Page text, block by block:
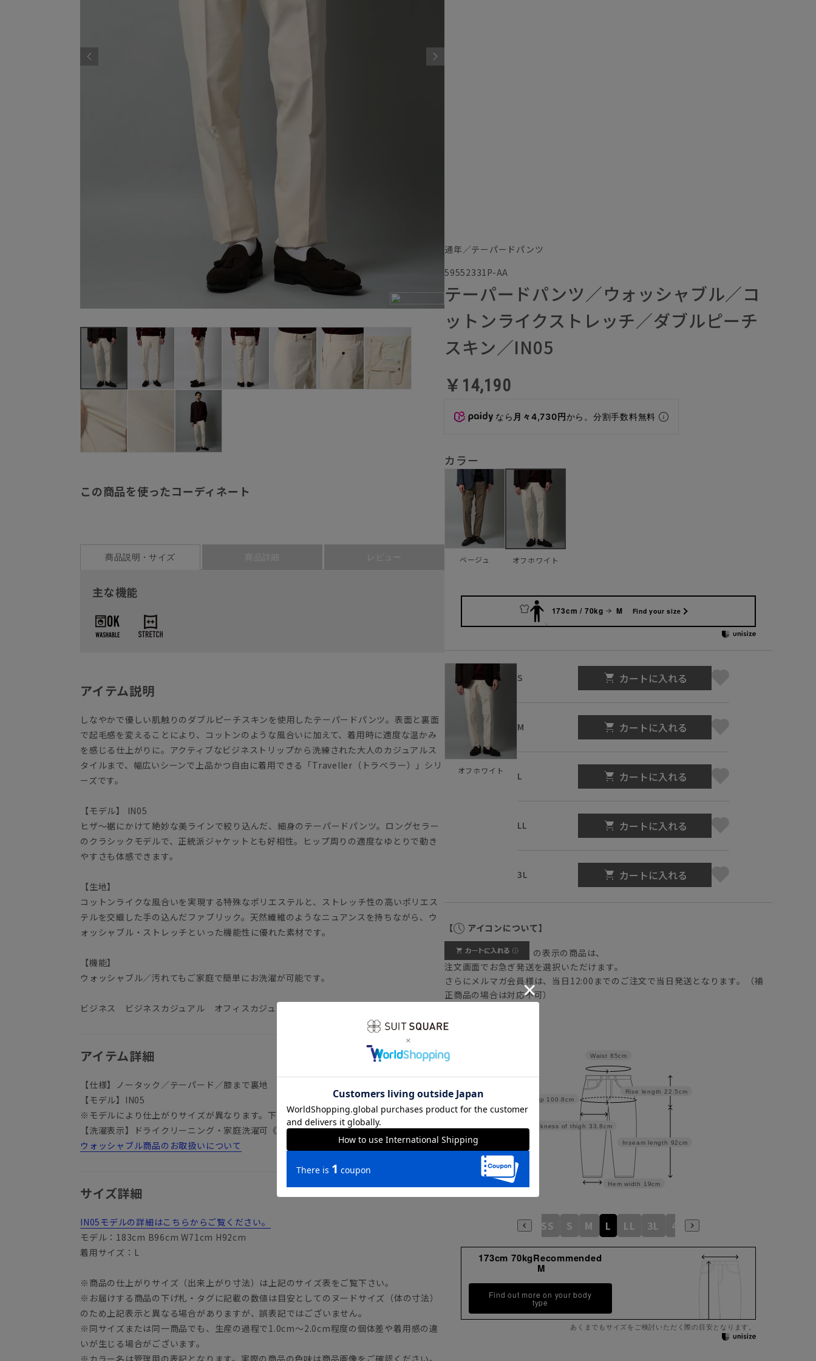
この商品を使ったコーディネート
商品説明・サイズ 商品詳細 レビュー
主な機能
アイテム説明
しなやかで優しい肌触りのダブルピーチスキンを使用したテーパードパンツ。表面と裏面
で起毛感を変えることにより、コットンのような風合いに加えて、着用時に適度な温かみ
を感じる仕上がりに。アクティブなビジネストリップから洗練された大人のカジュアルス
タイルまで、幅広いシーンで上品かつ自由に着用できる「Traveller（トラベラー）」シリ
ーズです。
【モデル】 IN05
ヒザ～裾にかけて絶妙な美ラインで絞り込んだ、細身のテーパードパンツ。ロングセラー
のクラシックモデルで、正統派ジャケットとも好相性。ヒップ周りの適度なゆとりで動き
やすさも体感できます。
【生地】
コットンライクな風合いを実現する特殊なポリエステルと、ストレッチ性の高いポリエス
テルを交織した手の込んだファブリック。天然繊維のようなニュアンスを持ちながら、ウ
ォッシャブル・ストレッチといった機能性に優れた素材です。
【機能】
ウォッシャブル／汚れてもご家庭で簡単にお洗濯が可能です。
ビジネス ビジネスカジュアル オフィスカジュアル スラックス オールシーズン
アイテム詳細
【仕様】ノータック／テーパード／膝まで裏地
【モデル】IN05
※モデルにより仕上がりサイズが異なります。下記のサイズ詳細を必ずご確認下さい。
【洗濯表示】ドライクリーニング・家庭洗濯可《洗濯機可（ネット使用・弱水流）》
ウォッシャブル商品のお取扱いについて
サイズ詳細
IN05モデルの詳細はこちらからご覧ください。
モデル：183cm B96cm W71cm H92cm
着用サイズ：L
※商品の仕上がりサイズ（出来上がり寸法）は上記のサイズ表をご覧下さい。
※お届けする商品の下げ札・タグに記載の数値は目安としてのヌードサイズ（体の寸法）
のため上記表示と異なる場合がありますが、誤表記ではございません。
※同サイズまたは同一商品でも、生産の過程で1.0cm～2.0cm程度の個体差や着用感の違
いが生じる場合がございます。
※カラー名は管理用の表記となります。実際の商品の色味は商品画像をご確認ください。
通年／テーパードパンツ
59552331P-AA
テーパードパンツ／ウォッシャブル／コ
ットンライクストレッチ／ダブルピーチ
スキン／IN05
￥14,190
なら 月々4,730円から。分割手数料無料
カラー
ベージュ オフホワイト
173cm / 70kg M Find your size
オフホワイト
S カートに入れる
M カートに入れる
L カートに入れる
LL カートに入れる
3L カートに入れる
【 アイコンについて】
の表示の商品は、
注文画面でお急ぎ発送を選択いただけます。
さらにメルマガ会員様は、当日12:00までのご注文で当日発送となります。（補
正商品の場合は対応不可）
Inseam length 92cm
Rise length 22.5cm
Hem width 19cm
Thickness of thigh 33.8cm
Hip 100.8cm
Waist 85cm
3S SS S M L LL 3L 4L 5L
173cm 70kgRecommended
M
Find out more on your body
type
あくまでもサイズをご検討いただく際の目安となります。